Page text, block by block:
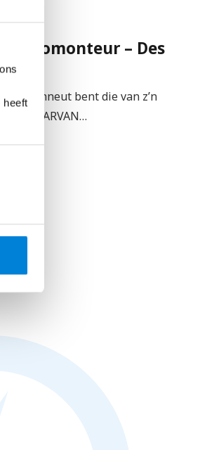
heeft
– Des
rastechneut bent die van z’n
WAARVAN…